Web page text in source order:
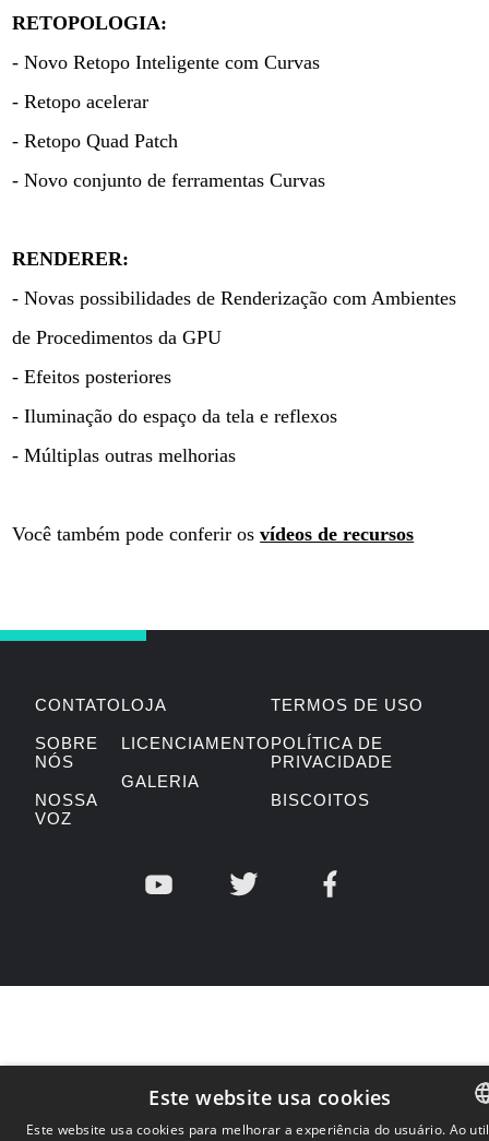
RETOPOLOGIA:
- Novo Retopo Inteligente com Curvas
- Retopo acelerar
- Retopo Quad Patch
- Novo conjunto de ferramentas Curvas
RENDERER:
- Novas possibilidades de Renderização com Ambientes
de Procedimentos da GPU
- Efeitos posteriores
- Iluminação do espaço da tela e reflexos
- Múltiplas outras melhorias
Você também pode conferir osvídeos de recursos
CONTATO
SOBRE
NÓS
NOSSA
VOZ
LOJA
LICENCIAMENTO
GALERIA
TERMOS DE USO
POLÍTICA DE
PRIVACIDADE
BISCOITOS
Este website usa cookies
Este website usa cookies para melhorar a experiência do usuário. Ao